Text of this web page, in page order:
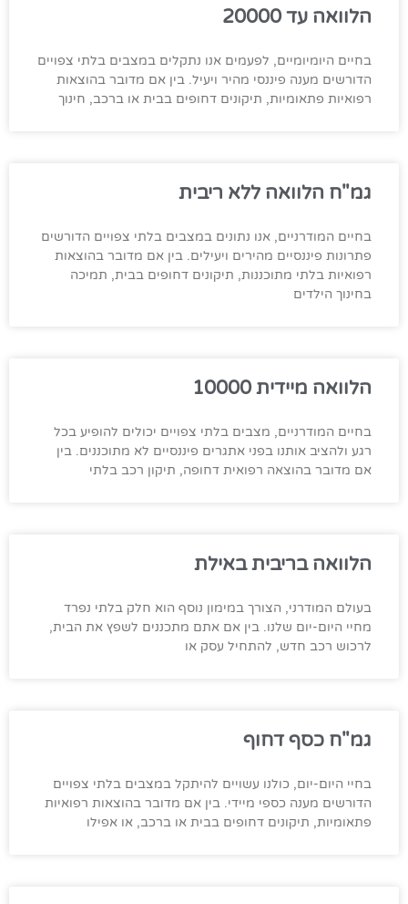
הלוואה עד 20000
בחיים היומיומיים, לפעמים אנו נתקלים במצבים בלתי צפויים
הדורשים מענה פיננסי מהיר ויעיל. בין אם מדובר בהוצאות
רפואיות פתאומיות, תיקונים דחופים בבית או ברכב, חינוך
גמ"ח הלוואה ללא ריבית
בחיים המודרניים, אנו נתונים במצבים בלתי צפויים הדורשים
פתרונות פיננסיים מהירים ויעילים. בין אם מדובר בהוצאות
רפואיות בלתי מתוכננות, תיקונים דחופים בבית, תמיכה
בחינוך הילדים
הלוואה מיידית 10000
בחיים המודרניים, מצבים בלתי צפויים יכולים להופיע בכל
רגע ולהציב אותנו בפני אתגרים פיננסיים לא מתוכננים. בין
אם מדובר בהוצאה רפואית דחופה, תיקון רכב בלתי
הלוואה בריבית באילת
בעולם המודרני, הצורך במימון נוסף הוא חלק בלתי נפרד
מחיי היום-יום שלנו. בין אם אתם מתכננים לשפץ את הבית,
לרכוש רכב חדש, להתחיל עסק או
גמ"ח כסף דחוף
בחיי היום-יום, כולנו עשויים להיתקל במצבים בלתי צפויים
הדורשים מענה כספי מיידי. בין אם מדובר בהוצאות רפואיות
פתאומיות, תיקונים דחופים בבית או ברכב, או אפילו